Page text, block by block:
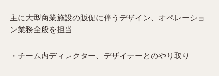
主に大型商業施設の販促に伴うデザイン、オペレーショ
ン業務全般を担当
・チーム内ディレクター、デザイナーとのやり取り